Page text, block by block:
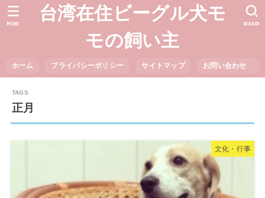
台湾在住ビーグル犬モ
モの飼い主
ホーム プライバシーポリシー サイトマップ お問い合わせ
SEARCH
MENU
正月
文化・行事